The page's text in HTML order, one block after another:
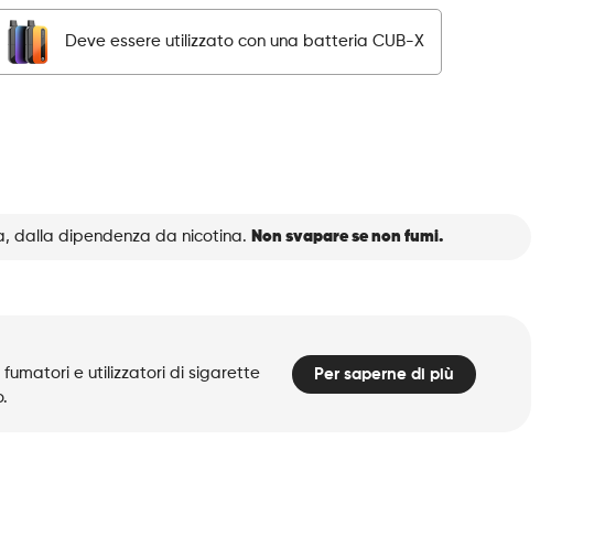
Deve essere utilizzato con una batteria CUB-X
dalla dipendenza da nicotina. Non svapare se non fumi.
e utilizzatori di sigarette
Per saperne di più